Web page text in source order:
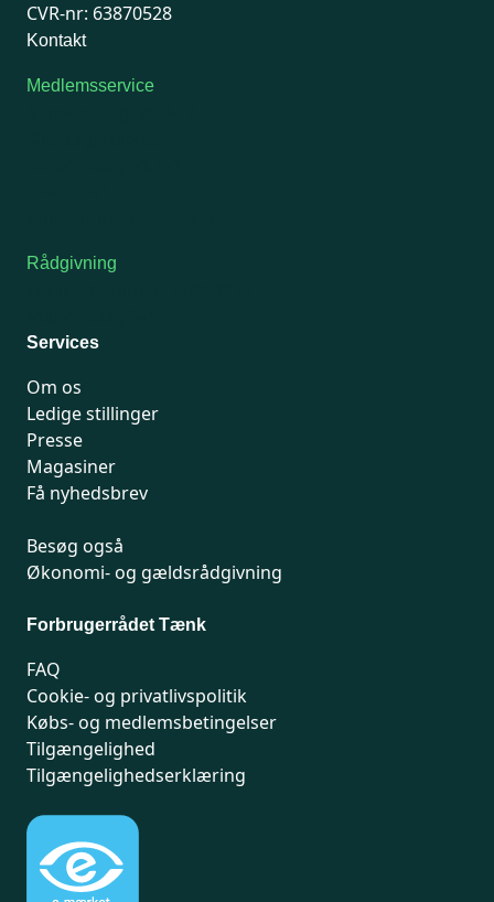
CVR-nr: 63870528
Kontakt
Medlemsservice
Rådgivning
Services
Om os
Ledige stillinger
Presse
Magasiner
Få nyhedsbrev
Besøg også
Økonomi- og gældsrådgivning
Forbrugerrådet Tænk
FAQ
Cookie- og privatlivspolitik
Købs- og medlemsbetingelser
Tilgængelighed
Tilgængelighedserklæring